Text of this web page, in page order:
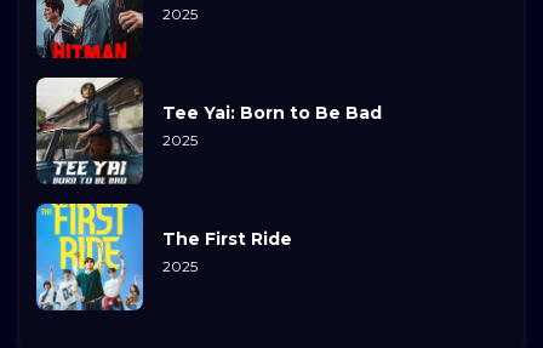
2025
Tee Yai: Born to Be Bad
2025
The First Ride
2025